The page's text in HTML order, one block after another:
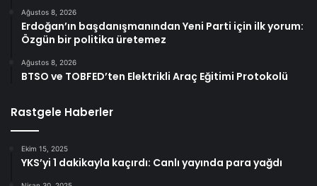
Ağustos 8, 2026
Erdoğan’ın başdanışmanından Yeni Parti için ilk yorum:
Özgün bir politika üretemez
Ağustos 8, 2026
BTSO ve TOBFED’ten Elektrikli Araç Eğitimi Protokolü
Rastgele Haberler
Ekim 15, 2025
YKS’yi 1 dakikayla kaçırdı: Canlı yayında para yağdı